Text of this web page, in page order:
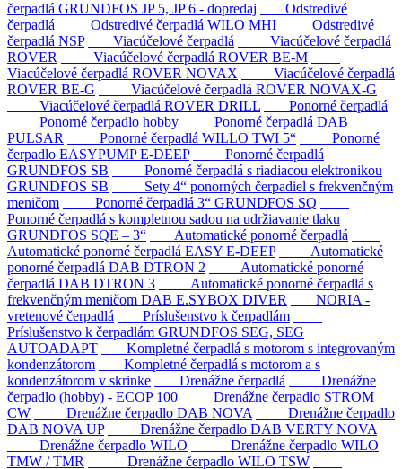
čerpadlá GRUNDFOS JP 5, JP 6 - dopredaj
Odstredivé
čerpadlá
Odstredivé čerpadlá WILO MHI
Odstredivé
čerpadlá NSP
Viacúčelové čerpadlá
Viacúčelové čerpadlá
ROVER
Viacúčelové čerpadlá ROVER BE-M
Viacúčelové čerpadlá ROVER NOVAX
Viacúčelové čerpadlá
ROVER BE-G
Viacúčelové čerpadlá ROVER NOVAX-G
Viacúčelové čerpadlá ROVER DRILL
Ponorné čerpadlá
Ponorné čerpadlo hobby
Ponorné čerpadlá DAB
PULSAR
Ponorné čerpadlá WILLO TWI 5“
Ponorné
čerpadlo EASYPUMP E-DEEP
Ponorné čerpadlá
GRUNDFOS SB
Ponorné čerpadlá s riadiacou elektronikou
GRUNDFOS SB
Sety 4“ ponorných čerpadiel s frekvenčným
meničom
Ponorné čerpadlá 3“ GRUNDFOS SQ
Ponorné čerpadlá s kompletnou sadou na udržiavanie tlaku
GRUNDFOS SQE – 3“
Automatické ponorné čerpadlá
Automatické ponorné čerpadlá EASY E-DEEP
Automatické
ponorné čerpadlá DAB DTRON 2
Automatické ponorné
čerpadlá DAB DTRON 3
Automatické ponorné čerpadlá s
frekvenčným meničom DAB E.SYBOX DIVER
NORIA -
vretenové čerpadlá
Príslušenstvo k čerpadlám
Príslušenstvo k čerpadlám GRUNDFOS SEG, SEG
AUTOADAPT
Kompletné čerpadlá s motorom s integrovaným
kondenzátorom
Kompletné čerpadlá s motorom a s
kondenzátorom v skrinke
Drenážne čerpadlá
Drenážne
čerpadlo (hobby) - ECOP 100
Drenážne čerpadlo STROM
CW
Drenážne čerpadlo DAB NOVA
Drenážne čerpadlo
DAB NOVA UP
Drenážne čerpadlo DAB VERTY NOVA
Drenážne čerpadlo WILO
Drenážne čerpadlo WILO
TMW / TMR
Drenážne čerpadlo WILO TSW